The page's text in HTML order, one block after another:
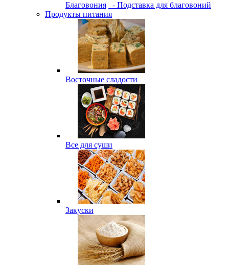
Благовония
- Подставка для благовоний
Продукты питания
Восточные сладости
Все для суши
Закуски